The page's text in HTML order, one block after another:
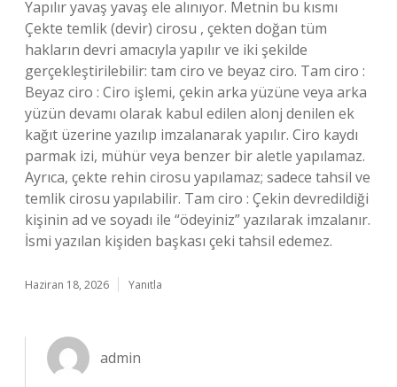
Yapılır yavaş yavaş ele alınıyor. Metnin bu kısmı
Çekte temlik (devir) cirosu , çekten doğan tüm
hakların devri amacıyla yapılır ve iki şekilde
gerçekleştirilebilir: tam ciro ve beyaz ciro. Tam ciro :
Beyaz ciro : Ciro işlemi, çekin arka yüzüne veya arka
yüzün devamı olarak kabul edilen alonj denilen ek
kağıt üzerine yazılıp imzalanarak yapılır. Ciro kaydı
parmak izi, mühür veya benzer bir aletle yapılamaz.
Ayrıca, çekte rehin cirosu yapılamaz; sadece tahsil ve
temlik cirosu yapılabilir. Tam ciro : Çekin devredildiği
kişinin ad ve soyadı ile “ödeyiniz” yazılarak imzalanır.
İsmi yazılan kişiden başkası çeki tahsil edemez.
Haziran 18, 2026 Yanıtla
admin